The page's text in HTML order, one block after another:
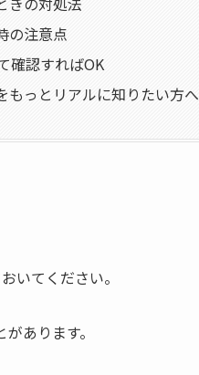
の注意点
確認すればOK
もっとリアルに知りたい方へ
いてください。
あります。